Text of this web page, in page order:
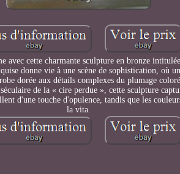
avec cette charmante sculpture en bronze
donne vie à une scène de sophistication, où
dorée aux détails complexes du plumage
de la « cire perdue », cette sculpture
d'une touche d'opulence, tandis que les
la vita.